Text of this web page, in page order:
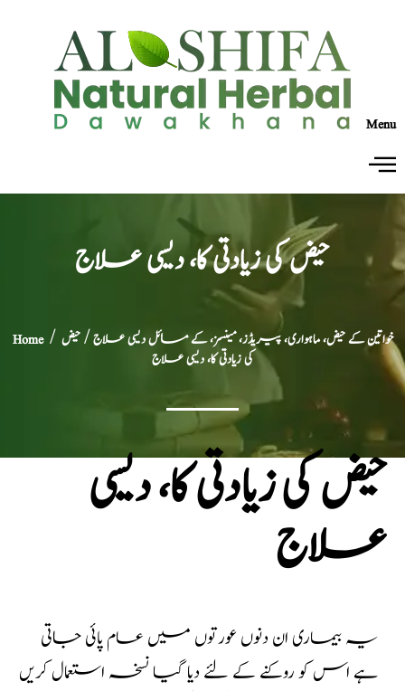
Menu
حیض کی زیادتی کا، دیسی علاج
Home/ خواتین کے حیض، ماہواری، پیریڈز، مینسز، کے مسائل دیسی علاج/ حیض
کی زیادتی کا، دیسی علاج
حیض کی زیادتی کا، دیسی
علاج
یہ بیماری ان دنوں عورتوں میں عام پائی جاتی
ہے اس کو روکنے کے لئے دیا گیا نسخہ استعمال کریں